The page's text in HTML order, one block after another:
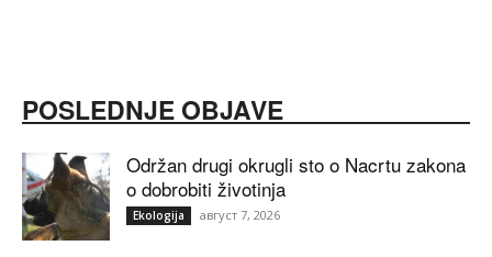
POSLEDNJE OBJAVE
Održan drugi okrugli sto o Nacrtu zakona
o dobrobiti životinja
Ekologija август 7, 2026